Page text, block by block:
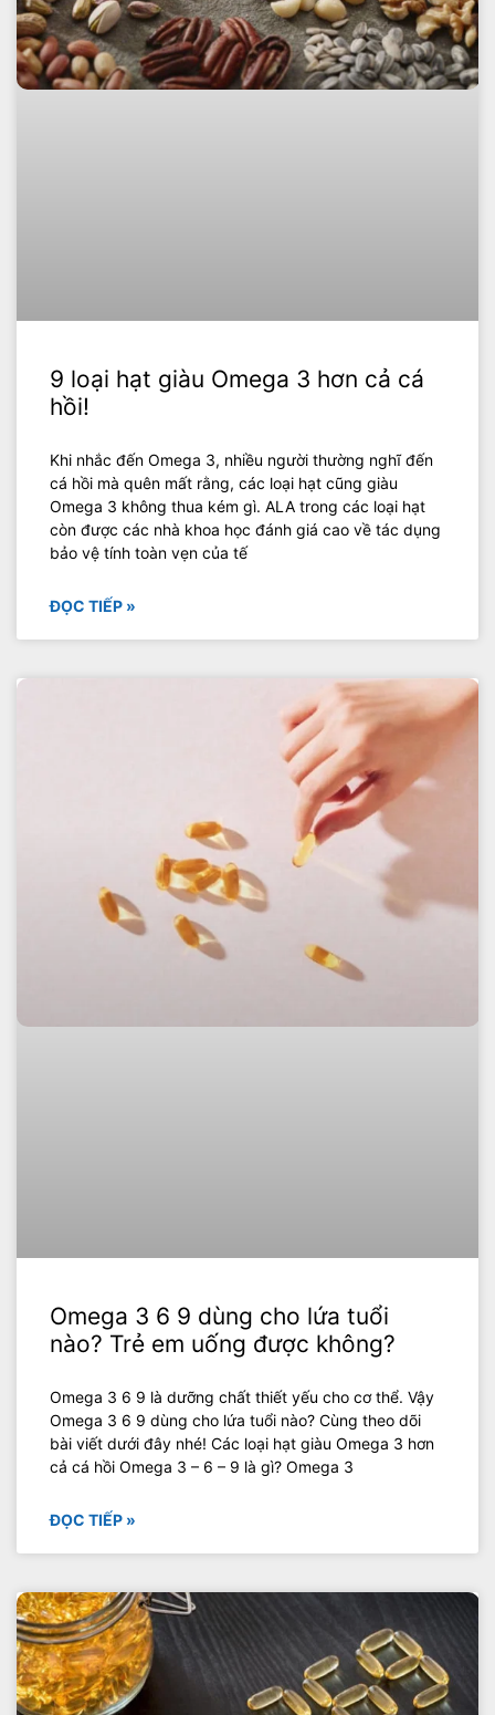
9 loại hạt giàu Omega 3 hơn cả cá
hồi!
Khi nhắc đến Omega 3, nhiều người thường nghĩ đến
cá hồi mà quên mất rằng, các loại hạt cũng giàu
Omega 3 không thua kém gì. ALA trong các loại hạt
còn được các nhà khoa học đánh giá cao về tác dụng
bảo vệ tính toàn vẹn của tế
ĐỌC TIẾP »
Omega 3 6 9 dùng cho lứa tuổi
nào? Trẻ em uống được không?
Omega 3 6 9 là dưỡng chất thiết yếu cho cơ thể. Vậy
Omega 3 6 9 dùng cho lứa tuổi nào? Cùng theo dõi
bài viết dưới đây nhé! Các loại hạt giàu Omega 3 hơn
cả cá hồi Omega 3 – 6 – 9 là gì? Omega 3
ĐỌC TIẾP »